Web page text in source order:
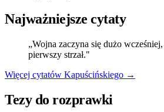
Najważniejsze cytaty
„Wojna zaczyna się dużo
pierwszy strzał."
Więcej cytatów Kapuścińskiego →
Tezy do rozprawki